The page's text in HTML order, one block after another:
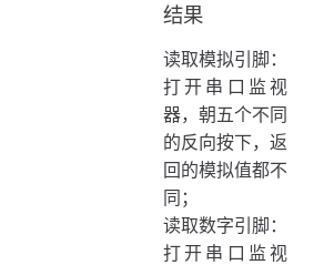
结果
读取模拟引脚：
打开串口监视
器，朝五个不同
的反向按下，返
回的模拟值都不
同；
读取数字引脚：
打开串口监视